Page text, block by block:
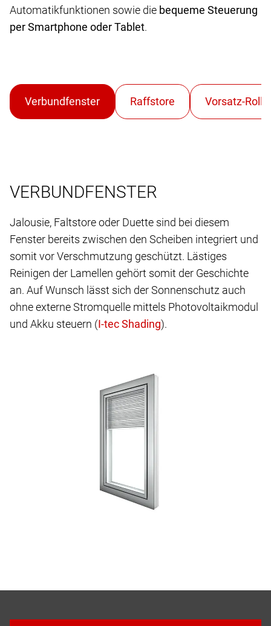
Automatikfunktionen sowie die bequeme Steuerung
per Smartphone oder Tablet.
VERBUNDFENSTER
Jalousie, Faltstore oder Duette sind bei diesem
Fenster bereits zwischen den Scheiben integriert und
somit vor Verschmutzung geschützt. Lästiges
Reinigen der Lamellen gehört somit der Geschichte
an. Auf Wunsch lässt sich der Sonnenschutz auch
ohne externe Stromquelle mittels Photovoltaikmodul
und Akku steuern (
).